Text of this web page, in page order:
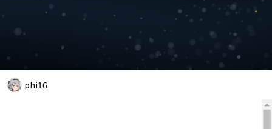
phi16